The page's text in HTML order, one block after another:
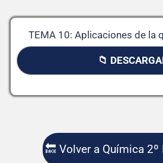
TEMA 10: Aplicaciones de la
📁
🔙 Volver a Química